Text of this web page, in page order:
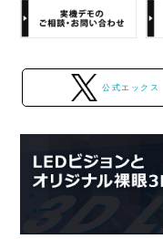
公式エックス